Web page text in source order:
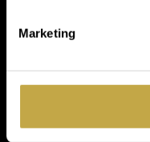
Marketing